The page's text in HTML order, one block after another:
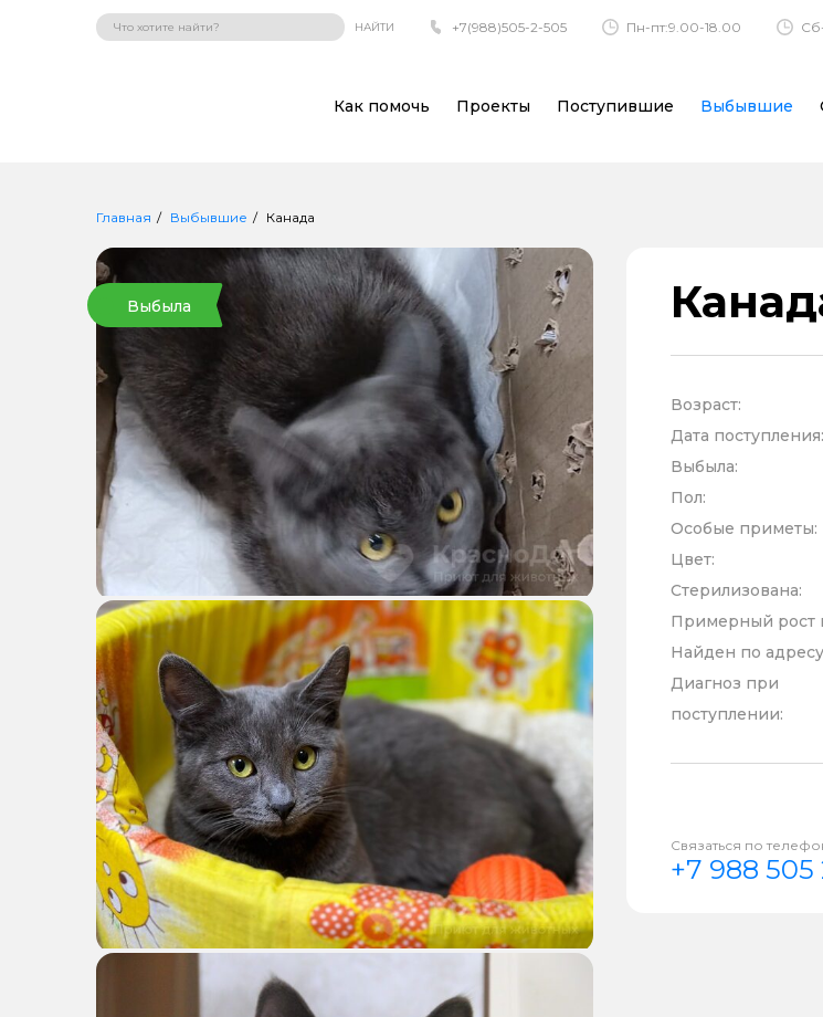
НАЙТИ +7(988)505-2-505 Пн-пт:9.00-18.00
Как помочь Проекты Поступившие Выбывшие
Главная Выбывшие Канада
Выбыла
Возраст:
Дата поступления:
Выбыла:
Пол:
Особые приметы:
Цвет:
Стерилизована:
Примерный рост
Найден по
Диагноз при
поступлении:
Связаться по
+7 988 505